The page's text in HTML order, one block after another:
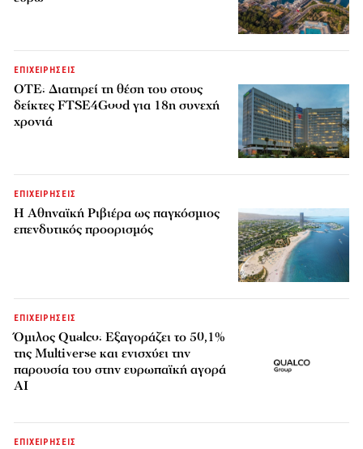
ΕΠΙΧΕΙΡΗΣΕΙΣ
ΟΤΕ: Διατηρεί τη θέση του στους
δείκτες FTSE4Good για 18η συνεχή
χρονιά
ΕΠΙΧΕΙΡΗΣΕΙΣ
Η Αθηναϊκή Ριβιέρα ως παγκόσμιος
επενδυτικός προορισμός
ΕΠΙΧΕΙΡΗΣΕΙΣ
Όμιλος Qualco: Εξαγοράζει το 50,1%
της Multiverse και ενισχύει την
παρουσία του στην ευρωπαϊκή αγορά
AI
ΕΠΙΧΕΙΡΗΣΕΙΣ